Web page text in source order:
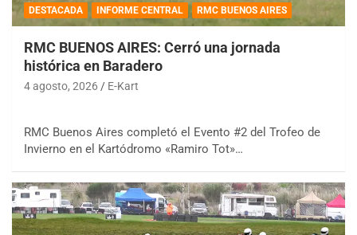
DESTACADA INFORME CENTRAL RMC BUENOS AIRES
RMC BUENOS AIRES: Cerró una jornada
histórica en Baradero
4 agosto, 2026 E-Kart
RMC Buenos Aires completó el Evento #2 del Trofeo de
Invierno en el Kartódromo «Ramiro Tot»…